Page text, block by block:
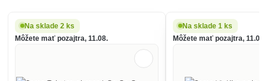
Na sklade 2 ks
Môžete mať pozajtra, 11.08.
Na sklade 1 ks
Môžete mať pozajtra, 11.08.